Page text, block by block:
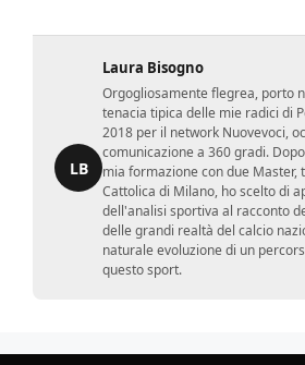
LB
Laura Bisogno
Orgogliosamente flegrea, porto
tenacia tipica delle mie radici di
2018 per il network Nuovevoci,
comunicazione a 360 gradi.
mia formazione con due Master,
Cattolica di Milano, ho scelto di
dell'analisi sportiva al racconto
delle grandi realtà del calcio
naturale evoluzione di un
questo sport.